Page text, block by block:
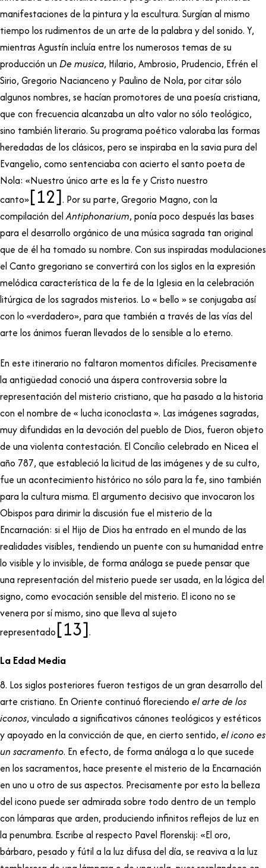
manifestaciones de la pintura y la escultura. Surgían al mismo
tiempo los rudimentos de un arte de la palabra y del sonido. Y,
mientras Agustín incluía entre los numerosos temas de su
producción un De musica, Hilario, Ambrosio, Prudencio, Efrén el
Sirio, Gregorio Nacianceno y Paulino de Nola, por citar sólo
algunos nombres, se hacían promotores de una poesía cristiana,
que con frecuencia alcanzaba un alto valor no sólo teológico,
sino también literario. Su programa poético valoraba las formas
heredadas de los clásicos, pero se inspiraba en la savia pura del
Evangelio, como sentenciaba con acierto el santo poeta de
Nola: «Nuestro único arte es la fe y Cristo nuestro
canto»[12]. Por su parte, Gregorio Magno, con la
compilación delAntiphonarium, ponía poco después las bases
para el desarrollo orgánico de una música sagrada tan original
que de él ha tomado su nombre. Con sus inspiradas modulaciones
el Canto gregoriano se convertirá con los siglos en la expresión
melódica característica de la fe de la Iglesia en la celebración
litúrgica de los sagrados misterios. Lo « bello » se conjugaba así
con lo «verdadero», para que también a través de las vías del
arte los ánimos fueran llevados de lo sensible a lo eterno.
En este itinerario no faltaron momentos difíciles. Precisamente
la antigüedad conoció una áspera controversia sobre la
representación del misterio cristiano, que ha pasado a la historia
con el nombre de « lucha iconoclasta ». Las imágenes sagradas,
muy difundidas en la devoción del pueblo de Dios, fueron objeto
de una violenta contestación. El Concilio celebrado en Nicea el
año 787, que estableció la licitud de las imágenes y de su culto,
fue un acontecimiento histórico no sólo para la fe, sino también
para la cultura misma. El argumento decisivo que invocaron los
Obispos para dirimir la discusión fue el misterio de la
Encarnación: si el Hijo de Dios ha entrado en el mundo de las
realidades visibles, tendiendo un puente con su humanidad entre
lo visible y lo invisible, de forma análoga se puede pensar que
una representación del misterio puede ser usada, en la lógica del
signo, como evocación sensible del misterio. El icono no se
venera por sí mismo, sino que lleva al sujeto
representado[13].
La Edad Media
8. Los siglos posteriores fueron testigos de un gran desarrollo del
arte cristiano. En Oriente continuó floreciendo el arte de los
iconos, vinculado a significativos cánones teológicos y estéticos
y apoyado en la convicción de que, en cierto sentido, el icono es
un sacramento. En efecto, de forma análoga a lo que sucede
en los sacramentos, hace presente el misterio de la Encarnación
en uno u otro de sus aspectos. Precisamente por esto la belleza
del icono puede ser admirada sobre todo dentro de un templo
con lámparas que arden, produciendo infinitos reflejos de luz en
la penumbra. Escribe al respecto Pavel Florenskij: «El oro,
bárbaro, pesado y fútil a la luz difusa del día, se reaviva a la luz